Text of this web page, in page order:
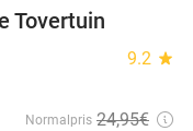
Tovertuin
9.2 star
Normalpris 24,95€